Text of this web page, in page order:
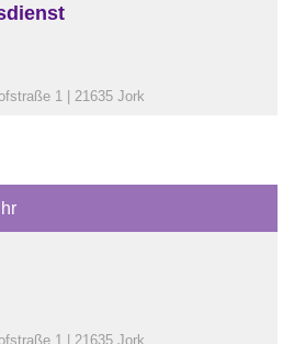
1 | 21635 Jork
1 | 21635 Jork